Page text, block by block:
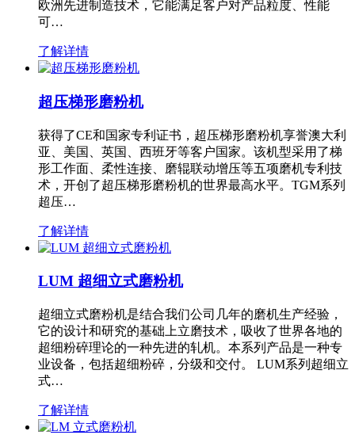
欧洲先进制造技术，它能满足客户对产品粒度、性能
可…
了解详情
超压梯形磨粉机
获得了CE和国家专利证书，超压梯形磨粉机享誉澳大利
亚、美国、英国、西班牙等客户国家。该机型采用了梯
形工作面、柔性连接、磨辊联动增压等五项磨机专利技
术，开创了超压梯形磨粉机的世界最高水平。TGM系列
超压…
了解详情
LUM 超细立式磨粉机
超细立式磨粉机是结合我们公司几年的磨机生产经验，
它的设计和研究的基础上立磨技术，吸收了世界各地的
超细粉碎理论的一种先进的轧机。本系列产品是一种专
业设备，包括超细粉碎，分级和交付。 LUM系列超细立
式…
了解详情